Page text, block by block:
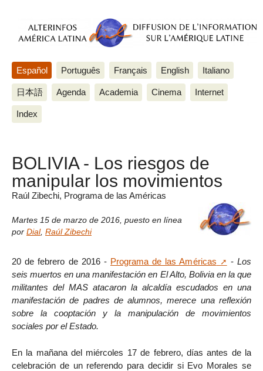
Español Português Français English Italiano
日本語 Agenda Academia Cinema Internet
Index
BOLIVIA - Los riesgos de
manipular los movimientos
Raúl Zibechi, Programa de las Américas
Martes 15 de marzo de 2016 puesto en línea
por Dial, Raúl Zibechi
20 de febrero de 2016 - Programa de las Américas -Los
seis muertos en una manifestación en El Alto, Bolivia en la que
militantes del MAS atacaron la alcaldía escudados en una
manifestación de padres de alumnos, merece una reflexión
sobre la cooptación y la manipulación de movimientos
sociales por el Estado.
En la mañana del miércoles 17 de febrero, días antes de la
celebración de un referendo para decidir si Evo Morales se